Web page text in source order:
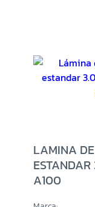
LAMINA
A100